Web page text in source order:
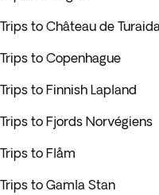
Trips to Château de Turaida
Trips to Copenhague
Trips to Finnish Lapland
Trips to Fjords Norvégiens
Trips to Flåm
Trips to Gamla Stan